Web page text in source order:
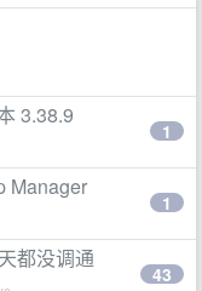
3.38.9
1
Manager
1
都没调通
43